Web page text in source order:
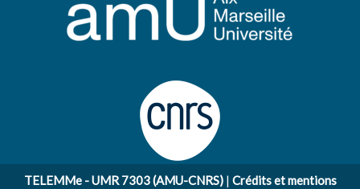
TELEMMe - UMR 7303 (AMU-CNRS)| Crédits et mentions